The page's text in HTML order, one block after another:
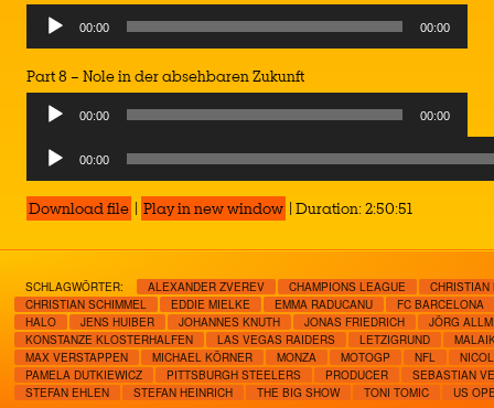
00:00 00:00
Part 8 – Nole in der absehbaren Zukunft
00:00 00:00
Audio
Player
00:00
Download file | Play in new window | Duration: 2:50:51
SCHLAGWÖRTER: ALEXANDER ZVEREV CHAMPIONS LEAGUE
CHRISTIAN
CHRISTIAN SCHIMMEL
EDDIE MIELKE EMMA RADUCANU
FC BARCELONA
HALO
JENS HUIBER JOHANNES KNUTH JONAS FRIEDRICH
JÖRG
KONSTANZE KLOSTERHALFEN
LAS VEGAS RAIDERS LETZIGRUND
MAX VERSTAPPEN
MICHAEL KÖRNER MONZA MOTOGP NFL
PAMELA DUTKIEWICZ
PITTSBURGH STEELERS PRODUCER
SEBASTIAN
STEFAN EHLEN
STEFAN HEINRICH THE BIG SHOW TONI TOMIC US